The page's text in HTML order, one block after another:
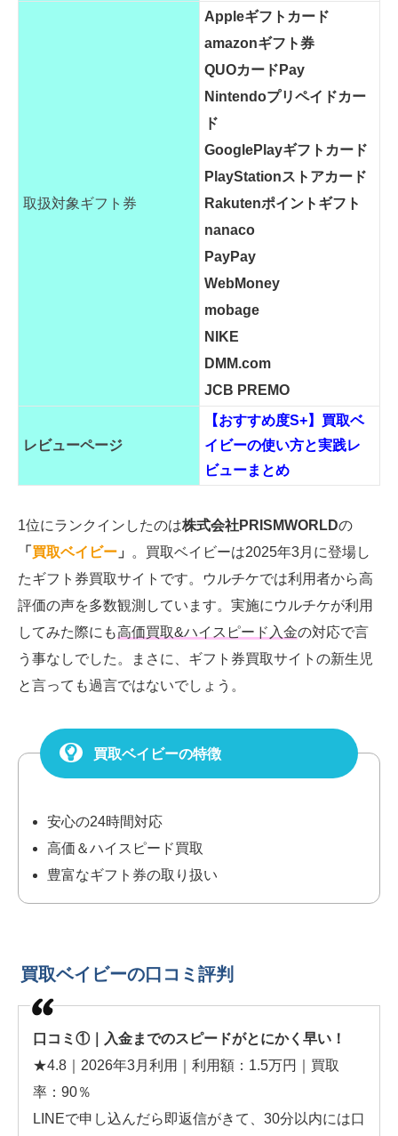
取扱対象ギフト券
Appleギフトカード
amazonギフト券
QUOカードPay
Nintendoプリペイドカー
ド
GooglePlayギフトカード
PlayStationストアカード
Rakutenポイントギフト
nanaco
PayPay
WebMoney
mobage
NIKE
DMM.com
JCB PREMO
レビューページ
【おすすめ度S+】買取ベ
イビーの使い方と実践レ
ビューまとめ
1位にランクインしたのは株式会社PRISMWORLDの
「 買取ベイビー 」
。買取ベイビーは2025年3月に登場し
たギフト券買取サイトです。ウルチケでは利用者から高
評価の声を多数観測しています。実施にウルチケが利用
してみた際にも高価買取&ハイスピード入金の対応で言
う事なしでした。まさに、ギフト券買取サイトの新生児
と言っても過言ではないでしょう。
買取ベイビーの特徴
安心の24時間対応
高価＆ハイスピード買取
豊富なギフト券の取り扱い
買取ベイビーの口コミ評判
口コミ①｜入金までのスピードがとにかく早い！
★4.8｜2026年3月利用｜利用額：1.5万円｜買取
率：90％
LINEで申し込んだら即返信がきて、30分以内には口